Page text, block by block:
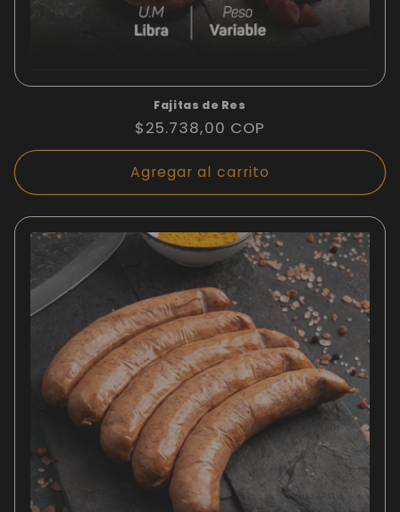
Fajitas de Res
Precio
habitual
$25.738,00 COP
Agregar al carrito